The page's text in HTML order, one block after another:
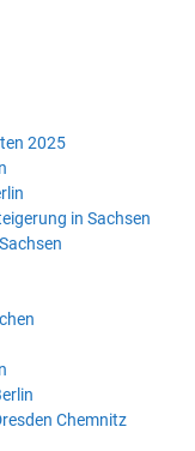
2025
in Sachsen
Chemnitz